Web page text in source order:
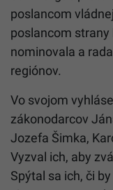
Výzva
regiónov
Opozícia si
nedôvery v pléne
minimálne 76
Ján Hargaš preto
poslancom